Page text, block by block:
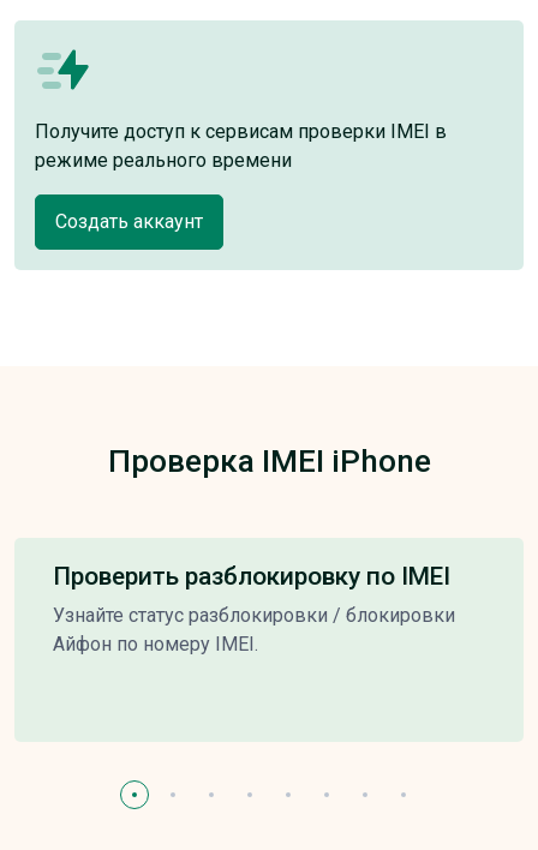
Получите доступ к сервисам проверки IMEI в
режиме реального времени
Создать аккаунт
Проверка IMEI iPhone
Проверить разблокировку по IMEI
Узнайте статус разблокировки / блокировки
Айфон по номеру IMEI.